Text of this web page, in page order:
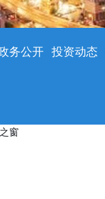
务公开 投资动态
窗